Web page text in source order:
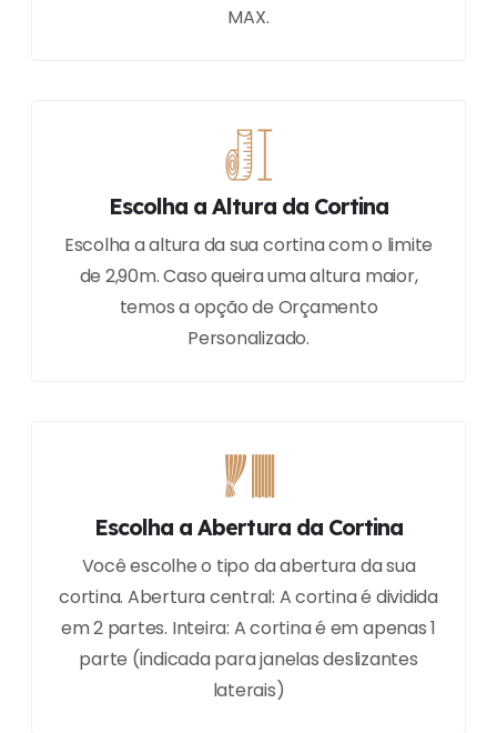
MAX.
Escolha a Altura da Cortina
Escolha a altura da sua cortina com o limite
de 2,90m. Caso queira uma altura maior,
temos a opção de Orçamento
Personalizado.
Escolha a Abertura da Cortina
Você escolhe o tipo da abertura da sua
cortina. Abertura central: A cortina é dividida
em 2 partes. Inteira: A cortina é em apenas 1
parte (indicada para janelas deslizantes
laterais)